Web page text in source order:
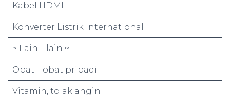
Kabel HDMI
Konverter Listrik International
~ Lain – lain ~
Obat – obat pribadi
Vitamin, tolak angin